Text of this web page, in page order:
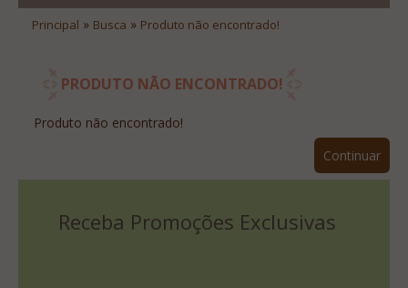
Minha Conta
Site Institucional
Lista De Desejos
Principal » Busca » Produto não encontrado!
PRODUTO NÃO ENCONTRADO!
Produto não encontrado!
Continuar
Receba Promoções Exclusivas